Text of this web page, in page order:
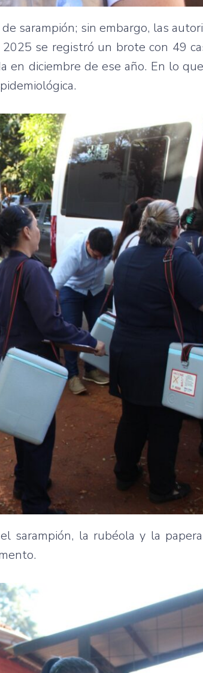
sarampión; sin embargo, las
se registró un brote con 49
diciembre de ese año. En lo
sarampión, la rubéola y la